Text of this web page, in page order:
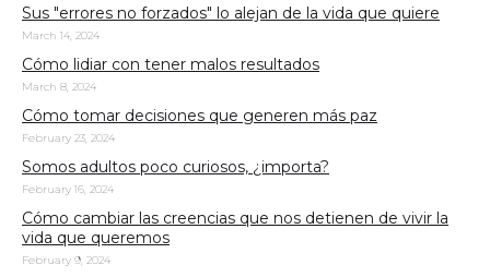
Sus "errores no forzados" lo alejan de la vida que quiere
March 14, 2024
Cómo lidiar con tener malos resultados
March 8, 2024
Cómo tomar decisiones que generen más paz
February 23, 2024
Somos adultos poco curiosos, ¿importa?
February 16, 2024
Cómo cambiar las creencias que nos detienen de vivir la
vida que queremos
February 9, 2024